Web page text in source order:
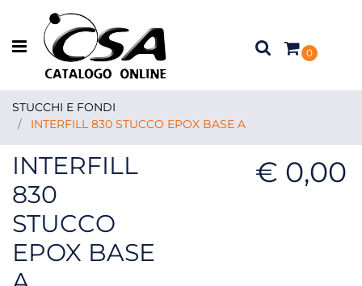
Open menu
0
STUCCHI E FONDI
INTERFILL 830 STUCCO EPOX BASE A
INTERFILL
830
STUCCO
EPOX BASE
€ 0,00